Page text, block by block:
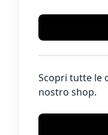
Scopri tutte le
nostro shop.